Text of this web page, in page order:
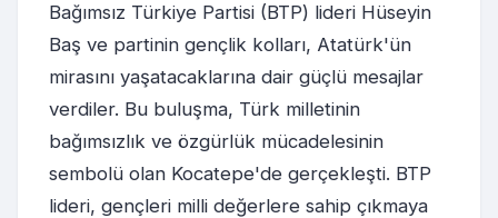
Bağımsız Türkiye Partisi (BTP) lideri Hüseyin
Baş ve partinin gençlik kolları, Atatürk'ün
mirasını yaşatacaklarına dair güçlü mesajlar
verdiler. Bu buluşma, Türk milletinin
bağımsızlık ve özgürlük mücadelesinin
sembolü olan Kocatepe'de gerçekleşti. BTP
lideri, gençleri milli değerlere sahip çıkmaya